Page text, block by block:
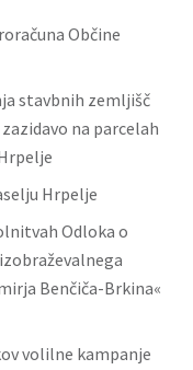
Občine
stavbnih zemljišč
na parcelah
Hrpelje
Odloka o
Benčiča-Brkina«
volilne kampanje